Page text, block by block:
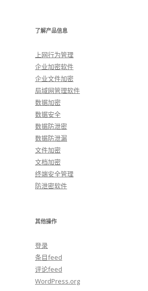
了解产品信息
上网行为管理
企业加密软件
企业文件加密
局域网管理软件
数据加密
数据安全
数据防泄密
数据防泄漏
文件加密
文档加密
终端安全管理
防泄密软件
其他操作
登录
条目feed
评论feed
WordPress.org